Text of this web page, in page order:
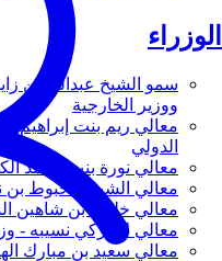
الوزراء
سمو الشيخ عبدالله بن
ووزير الخارجية
معالي ريم بنت إبراهيم
الدولي
معالي نورة بنت محمد
معالي الشيخ شخبوط بن
معالي خليفة بن شاهين
معالي لانا زكي نسيبه -
معالي سعيد بن مبارك